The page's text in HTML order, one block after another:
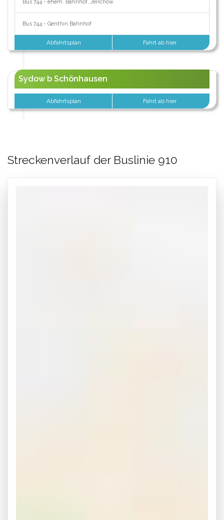
Bus 744 - ehem. Bahnhof, Jerichow
Bus 744 - Genthin Bahnhof
Abfahrtsplan Fahrt ab hier
Sydow b Schönhausen
Abfahrtsplan Fahrt ab hier
Streckenverlauf der Buslinie 910